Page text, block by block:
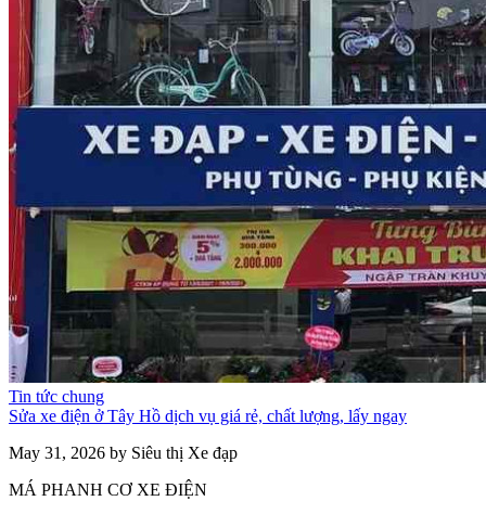
Tin tức chung
Sửa xe điện ở Tây Hồ dịch vụ giá rẻ, chất lượng, lấy ngay
May 31, 2026 by Siêu thị Xe đạp
MÁ PHANH CƠ XE ĐIỆN